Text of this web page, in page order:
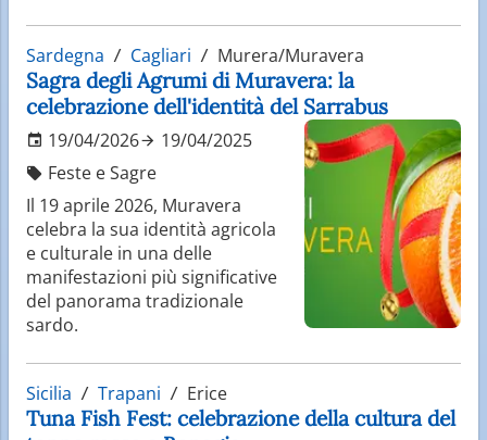
Sardegna Cagliari Murera/Muravera
Sagra degli Agrumi di Muravera: la
celebrazione dell'identità del Sarrabus
19/04/2026
19/04/2025
Feste e Sagre
Il 19 aprile 2026, Muravera
celebra la sua identità agricola
e culturale in una delle
manifestazioni più significative
del panorama tradizionale
sardo.
Sicilia Trapani Erice
Tuna Fish Fest: celebrazione della cultura del